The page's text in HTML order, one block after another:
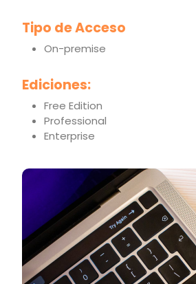
Tipo de Acceso
On-premise
Ediciones:
Free Edition
Professional
Enterprise